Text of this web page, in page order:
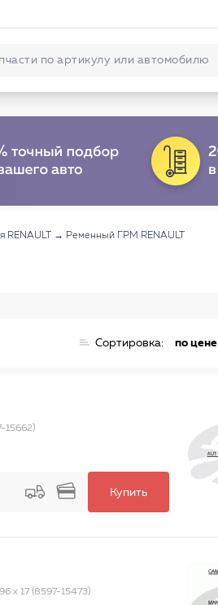
RENAULT → Ременный ГРМ RENAULT
Сортировка: по цене
15662)
Купить
x 17 (8597-15473)